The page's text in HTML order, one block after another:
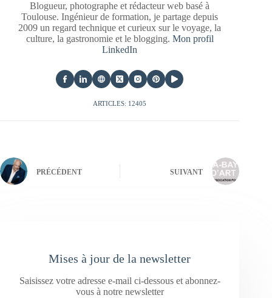
Blogueur, photographe et rédacteur web basé à
Toulouse. Ingénieur de formation, je partage depuis
2009 un regard technique et curieux sur le voyage, la
culture, la gastronomie et le blogging. Mon profil
LinkedIn
ARTICLES: 12405
PRÉCÉDENT SUIVANT
Mises à jour de la newsletter
Saisissez votre adresse e-mail ci-dessous et abonnez-
vous à notre newsletter